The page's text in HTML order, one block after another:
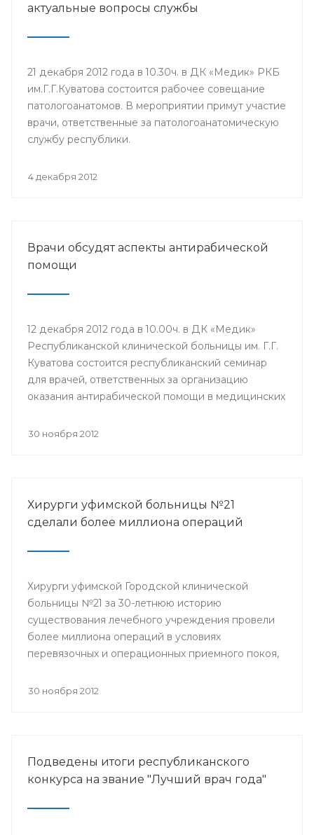
актуальные вопросы службы
21 декабря 2012 года в 10.30ч. в ДК «Медик» РКБ
им.Г.Г.Куватова состоится рабочее совещание
патологоанатомов. В мероприятии примут участие
врачи, ответственные за патологоанатомическую
службу республики.
4 декабря 2012
Врачи обсудят аспекты антирабической
помощи
12 декабря 2012 года в 10.00ч. в ДК «Медик»
Республиканской клинической больницы им. Г.Г.
Куватова состоится республиканский семинар
для врачей, ответственных за организацию
оказания антирабической помощи в медицинских
организовано Минздравом РБ с целью
30 ноября 2012
Хирурги уфимской больницы №21
сделали более миллиона операций
Хирурги уфимской Городской клинической
больницы №21 за 30-летнюю историю
существования лечебного учреждения провели
более миллиона операций в условиях
перевязочных и операционных приемного покоя,
вмешательств.
30 ноября 2012
Подведены итоги республиканского
конкурса на звание "Лучший врач года"